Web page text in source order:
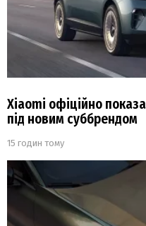
Xiaomi офіційно
під новим суббрендом
15 годин тому